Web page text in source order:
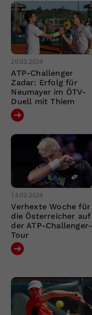
20.03.2024
ATP-Challenger
Zadar: Erfolg für
Neumayer im ÖTV-
Duell mit Thiem
14.03.2024
Verhexte Woche für
die Österreicher auf
der ATP-Challenger-
Tour